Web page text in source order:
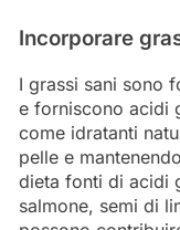
Incorporare
I grassi sani sono
e forniscono acidi
come idratanti
pelle e
dieta fonti di acidi
salmone, semi di